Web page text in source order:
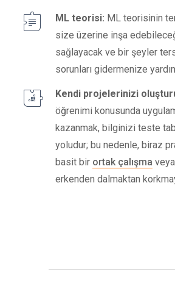
ML teorisi: ML teorisinin
size üzerine inşa
sağlayacak ve bir şeyler
sorunları gidermenize
Kendi projelerinizi
öğrenimi konusunda
kazanmak, bilginizi teste
yoludur; bu nedenle, biraz
basit bir ortak çalışma veya
erkenden dalmaktan